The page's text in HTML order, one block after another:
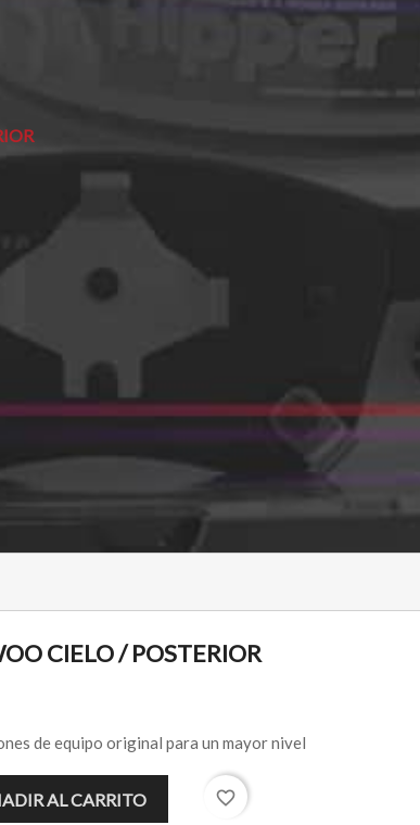
CIELO / POSTERIOR
de equipo original para un mayor nivel
AL CARRITO favorite_border